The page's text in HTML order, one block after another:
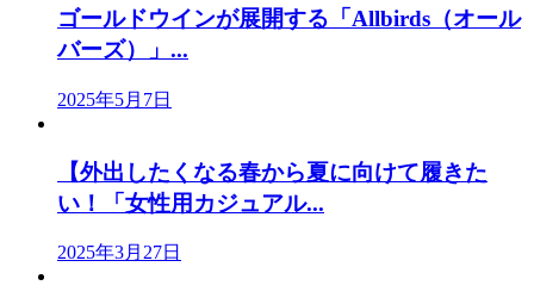
ゴールドウインが展開する「Allbirds（オール
バーズ）」...
2025年5月7日
【外出したくなる春から夏に向けて履きた
い！「女性用カジュアル...
2025年3月27日